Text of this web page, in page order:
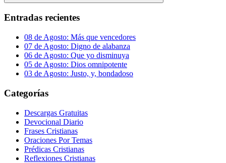
Buscar
Entradas recientes
08 de Agosto: Más que vencedores
07 de Agosto: Digno de alabanza
06 de Agosto: Que yo disminuya
05 de Agosto: Dios omnipotente
03 de Agosto: Justo, y, bondadoso
Categorías
Descargas Gratuitas
Devocional Diario
Frases Cristianas
Oraciones Por Temas
Prédicas Cristianas
Reflexiones Cristianas